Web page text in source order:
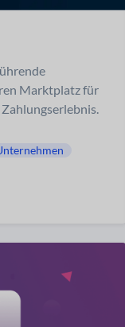
Marktplatz für